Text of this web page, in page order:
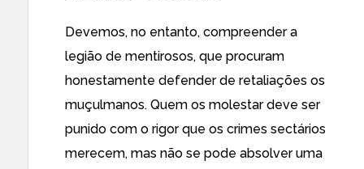
Devemos, no entanto, compreender a
legião de mentirosos, que procuram
honestamente defender de retaliações os
muçulmanos. Quem os molestar deve ser
punido com o rigor que os crimes sectários
merecem, mas não se pode absolver uma